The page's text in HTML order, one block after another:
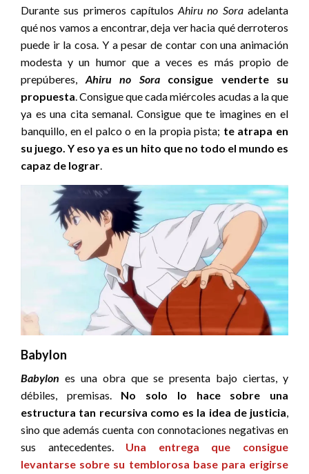
Durante sus primeros capítulosAhiru no Soraadelanta
qué nos vamos a encontrar, deja ver hacia qué derroteros
puede ir la cosa. Y a pesar de contar con una animación
modesta y un humor que a veces es más propio de
prepúberes, Ahiru no Soraconsigue venderte su
propuesta. Consigue que cada miércoles acudas a la que
ya es una cita semanal. Consigue que te imagines en el
banquillo, en el palco o en la propia pista; te atrapa en
su juego. Y eso ya es un hito que no todo el mundo es
capaz de lograr.
Babylon
Babylon es una obra que se presenta bajo ciertas, y
débiles, premisas. No solo lo hace sobre una
estructura tan recursiva como es la idea de justicia,
sino que además cuenta con connotaciones negativas en
sus antecedentes. Una entrega que consigue
levantarse sobre su temblorosa base para erigirse